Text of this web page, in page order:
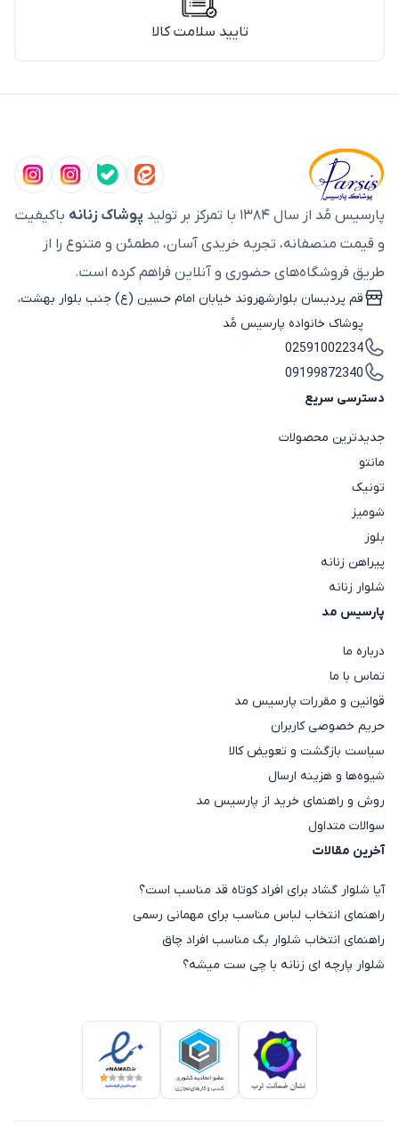
تایید سلامت کالا
پارسیس مُد از سال ۱۳۸۴ با تمرکز بر تولید پوشاک زنانه باکیفیت
و قیمت منصفانه، تجربه خریدی آسان، مطمئن و متنوع را از
طریق فروشگاه‌های حضوری و آنلاین فراهم کرده است.
قم پردیسان بلوارشهروند خیابان امام حسین (ع) جنب بلوار بهشت،
پوشاک خانواده پارسیس مُد
02591002234
09199872340
دسترسی سریع
جدیدترین محصولات
مانتو
تونیک
شومیز
بلوز
پیراهن زنانه
شلوار زنانه
پارسیس مد
درباره ما
تماس با ما
قوانین و مقررات پارسیس مد
حریم خصوصی کاربران
سیاست بازگشت و تعویض کالا
شیوه‌ها و هزینه ارسال
روش و راهنمای خرید از پارسیس مد
سوالات متداول
آخرین مقالات
آیا شلوار گشاد برای افراد کوتاه قد مناسب است؟
راهنمای انتخاب لباس مناسب برای مهمانی رسمی
راهنمای انتخاب شلوار بگ مناسب افراد چاق
شلوار پارچه ای زنانه با چی ست میشه؟